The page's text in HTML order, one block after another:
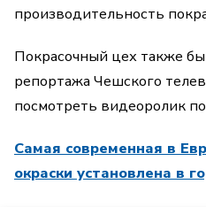
производительность
Покрасочный цех также
репортажа Чешского
посмотреть видеоролик
Самая современная в
окраски установлена в